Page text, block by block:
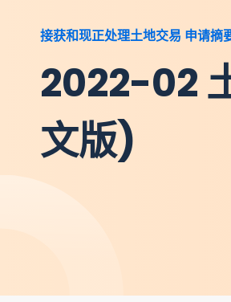
接获和现正处理土地交易 申请摘
2022-02
文版)